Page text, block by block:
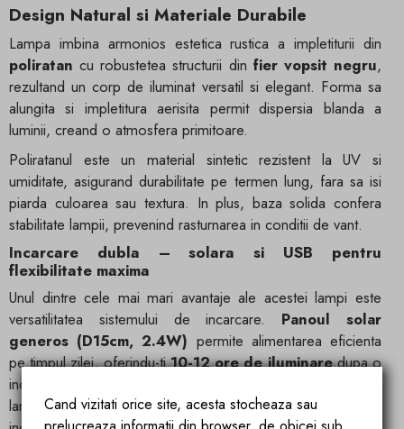
Design Natural si Materiale Durabile
Lampa imbina armonios estetica rustica a impletiturii din
poliratan cu robustetea structurii din fier vopsit negru,
rezultand un corp de iluminat versatil si elegant. Forma sa
alungita si impletitura aerisita permit dispersia blanda a
luminii, creand o atmosfera primitoare.
Poliratanul este un material sintetic rezistent la UV si
umiditate, asigurand durabilitate pe termen lung, fara sa isi
piarda culoarea sau textura. In plus, baza solida confera
stabilitate lampii, prevenind rasturnarea in conditii de vant.
Incarcare dubla – solara si USB pentru
flexibilitate maxima
Unul dintre cele mai mari avantaje ale acestei lampi este
versatilitatea sistemului de incarcare. Panoul solar
generos (D15cm, 2.4W) permite alimentarea eficienta
pe timpul zilei, oferindu-ti10-12 ore de iluminaredupa o
incarcare completa la soare (aproximativ 10 ore). In plus,
lampa dispune de un port USB-C, care iti permite sa o
Cand vizitati orice site, acesta stocheaza sau